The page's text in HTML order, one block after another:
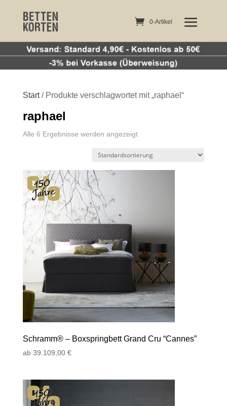
0-Artikel
Start/ Produkte verschlagwortet mit „raphael“
raphael
Alle 6 Ergebnisse werden angezeigt
Schramm® – Boxspringbett Grand Cru “Cannes”
ab 39.109,00 €